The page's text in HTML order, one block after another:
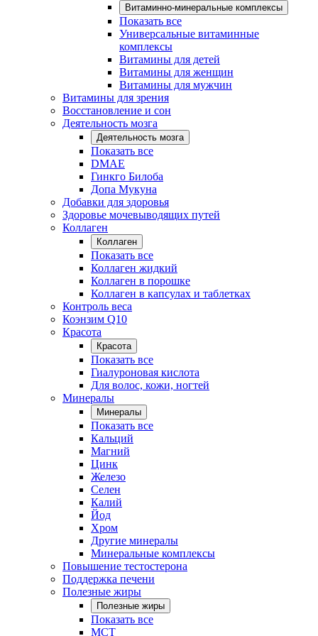
Витаминно-минеральные комплексы
Показать все
Универсальные витаминные
комплексы
Витамины для детей
Витамины для женщин
Витамины для мужчин
Витамины для зрения
Восстановление и сон
Деятельность мозга
Деятельность мозга
Показать все
DMAE
Гинкго Билоба
Допа Мукуна
Добавки для здоровья
Здоровье мочевыводящих путей
Коллаген
Коллаген
Показать все
Коллаген жидкий
Коллаген в порошке
Коллаген в капсулах и таблетках
Контроль веса
Коэнзим Q10
Красота
Красота
Показать все
Гиалуроновая кислота
Для волос, кожи, ногтей
Минералы
Минералы
Показать все
Кальций
Магний
Цинк
Железо
Селен
Калий
Йод
Хром
Другие минералы
Минеральные комплексы
Повышение тестостерона
Поддержка печени
Полезные жиры
Полезные жиры
Показать все
MCT